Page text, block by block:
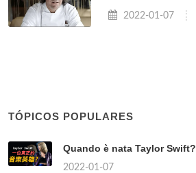
2022-01-07
TÓPICOS POPULARES
Quando è nata Taylor Swift?
2022-01-07